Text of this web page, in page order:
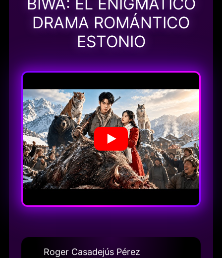
DRAMA ROMÁNTICO
ESTONIO
Roger Casadejús Pérez